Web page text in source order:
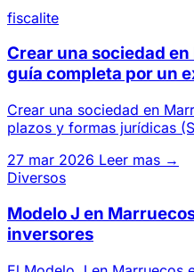
fiscalite
Crear una sociedad
guía completa por un
Crear una sociedad en
plazos y formas jurídicas
27 mar 2026 Leer mas →
Diversos
Modelo J en
inversores